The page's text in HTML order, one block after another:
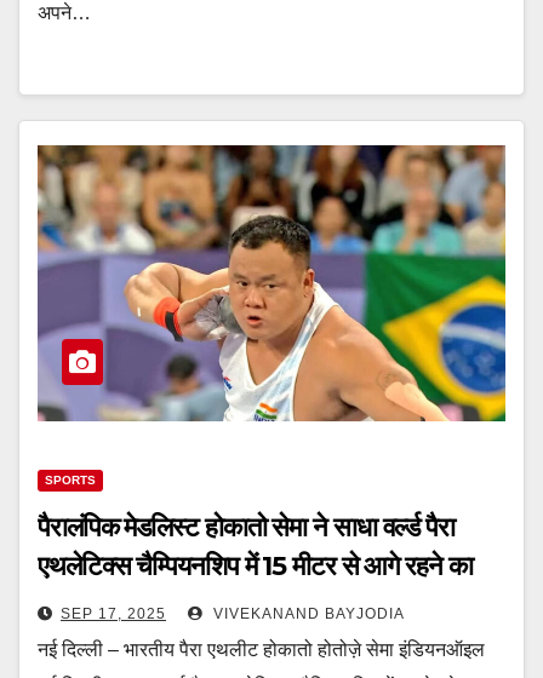
अपने…
SPORTS
पैरालंपिक मेडलिस्ट होकातो सेमा ने साधा वर्ल्ड पैरा
एथलेटिक्स चैम्पियनशिप में 15 मीटर से आगे रहने का
लक्ष्यSEP 17, 2025 VIVEKANAND BAYJODIA
नई दिल्ली – भारतीय पैरा एथलीट होकातो होतोज़े सेमा इंडियनऑइल